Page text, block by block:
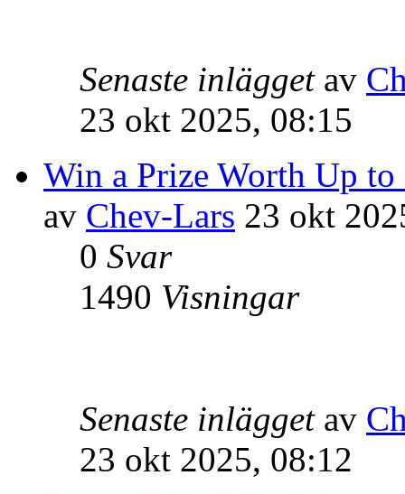
Senaste inlägget av
23 okt 2025, 08:15
Win a Prize Worth Up
av Chev-Lars 23 okt
0 Svar
1490 Visningar
Senaste inlägget av
23 okt 2025, 08:12